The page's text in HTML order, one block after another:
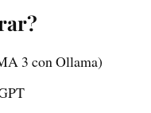
3 con Ollama)